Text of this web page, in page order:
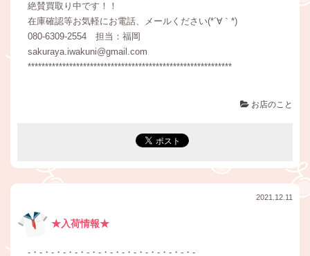
絶賛買取り中です！！
在庫確認等お気軽にお電話、メールください(*´∀｀*)
080-6309-2554 担当：福岡
sakuraya.iwakuni@gmail.com
***********************************************************
お店のこと
2021.12.11
★入荷情報★
-・-・-・-・-・-・-・-・-・-・-・-・-・-・-